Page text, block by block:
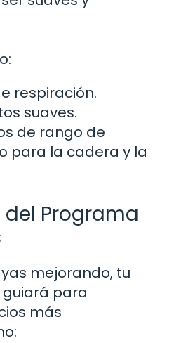
respiración.
suaves.
de rango de
para la cadera y la
del Programa
mejorando, tu
para
más